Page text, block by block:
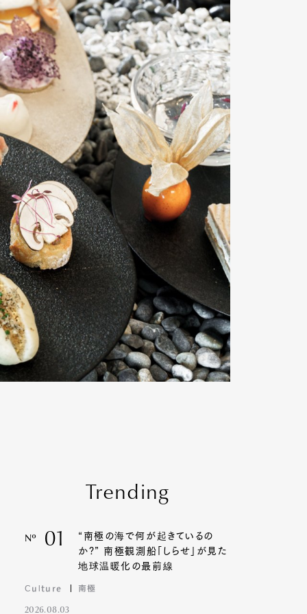
Trending
Nº 01
“南極の海で何が起きているの
か?” 南極観測船「しらせ」が見た
地球温暖化の最前線
Culture 南極
2026.08.03